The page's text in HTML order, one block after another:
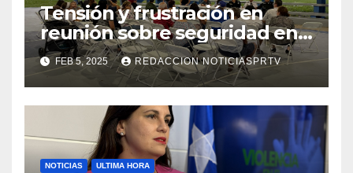
Tensión y frustración en
reunión sobre seguridad en
Reparto Metropolitano
FEB 5, 2025 REDACCION NOTICIASPRTV
NOTICIAS ULTIMA HORA